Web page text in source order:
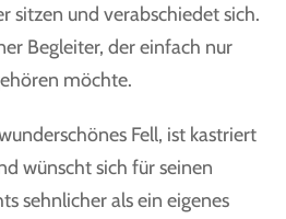
sitzen und verabschiedet sich.
Begleiter, der einfach nur
möchte.
Fell, ist kastriert
wünscht sich für seinen
sehnlicher als ein eigenes